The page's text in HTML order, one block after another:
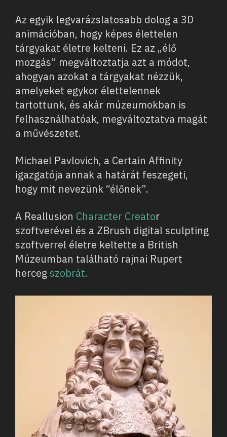
Az egyik legvarázslatosabb dolog a 3D
animációban, hogy képes élettelen
tárgyakat életre kelteni. Ez az „élő
mozgás” megváltoztatja azt a módot,
ahogyan azokat a tárgyakat nézzük,
amelyeket egykor élettelennek
tartottunk, és akár múzeumokban is
felhasználhatóak, megváltoztatva magát
a művészetet.
Michael Pavlovich, a Certain Affinity
igazgatója annak a határát feszegeti,
hogy mit nevezünk “élőnek”.
A Reallusion Character Creator
szoftverével és a ZBrush digital sculpting
szoftverrel életre keltette a British
Múzeumban található rajnai Rupert
herceg szobrát.